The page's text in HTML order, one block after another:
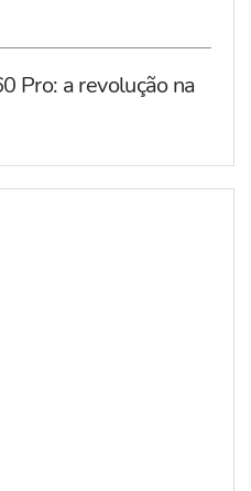
Pro: a revolução na